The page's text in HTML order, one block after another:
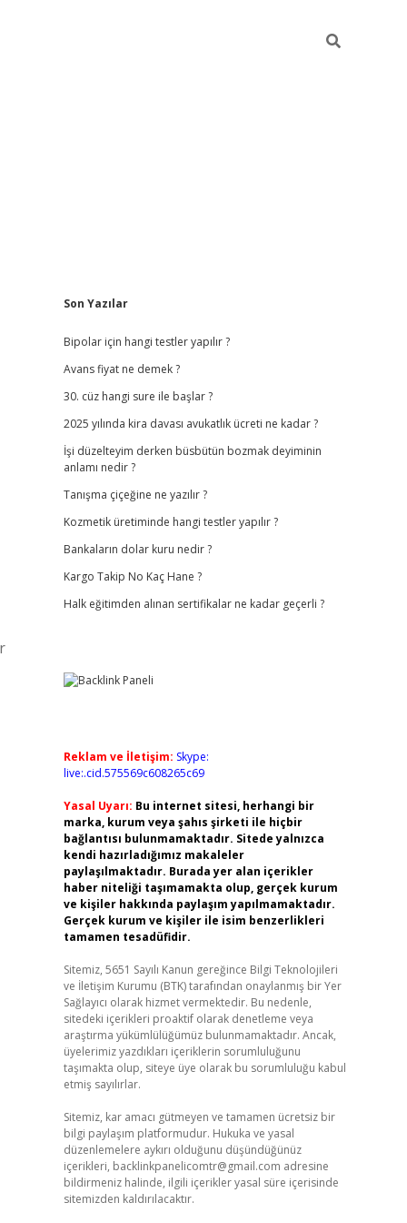
Sidebar
Son Yazılar
Bipolar için hangi testler yapılır ?
Avans fiyat ne demek ?
30. cüz hangi sure ile başlar ?
2025 yılında kira davası avukatlık ücreti ne kadar ?
İşi düzelteyim derken büsbütün bozmak deyiminin
anlamı nedir ?
Tanışma çiçeğine ne yazılır ?
Kozmetik üretiminde hangi testler yapılır ?
Bankaların dolar kuru nedir ?
Kargo Takip No Kaç Hane ?
Halk eğitimden alınan sertifikalar ne kadar geçerli ?
Reklam ve İletişim: Skype:
live:.cid.575569c608265c69
Yasal Uyarı: Bu internet sitesi, herhangi bir
marka, kurum veya şahıs şirketi ile hiçbir
bağlantısı bulunmamaktadır. Sitede yalnızca
kendi hazırladığımız makaleler
paylaşılmaktadır. Burada yer alan içerikler
haber niteliği taşımamakta olup, gerçek kurum
ve kişiler hakkında paylaşım yapılmamaktadır.
Gerçek kurum ve kişiler ile isim benzerlikleri
tamamen tesadüfidir.
Sitemiz, 5651 Sayılı Kanun gereğince Bilgi Teknolojileri
ve İletişim Kurumu (BTK) tarafından onaylanmış bir Yer
Sağlayıcı olarak hizmet vermektedir. Bu nedenle,
sitedeki içerikleri proaktif olarak denetleme veya
araştırma yükümlülüğümüz bulunmamaktadır. Ancak,
üyelerimiz yazdıkları içeriklerin sorumluluğunu
taşımakta olup, siteye üye olarak bu sorumluluğu kabul
etmiş sayılırlar.
Sitemiz, kar amacı gütmeyen ve tamamen ücretsiz bir
bilgi paylaşım platformudur. Hukuka ve yasal
düzenlemelere aykırı olduğunu düşündüğünüz
içerikleri, backlinkpanelicomtr@gmail.com adresine
bildirmeniz halinde, ilgili içerikler yasal süre içerisinde
sitemizden kaldırılacaktır.